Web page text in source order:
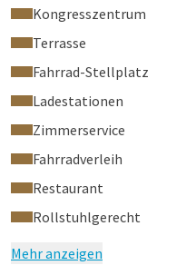
Kongresszentrum
Terrasse
Fahrrad-Stellplatz
Ladestationen
Zimmerservice
Fahrradverleih
Restaurant
Rollstuhlgerecht
Mehr anzeigen